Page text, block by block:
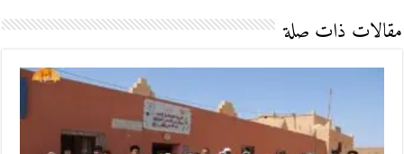
مقالات ذات صلة